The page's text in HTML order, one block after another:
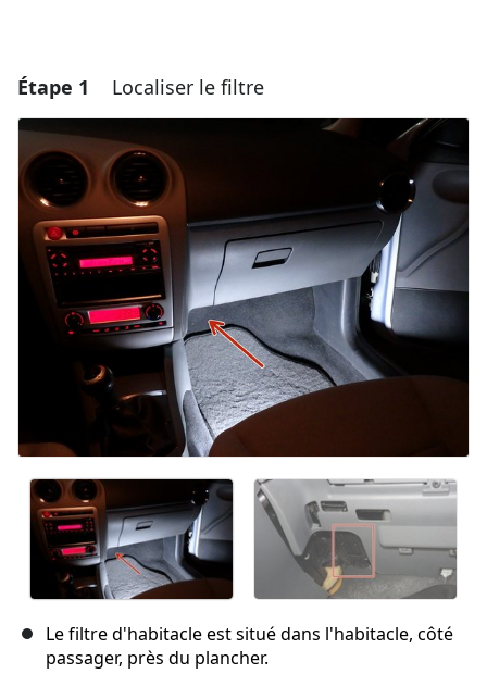
Étape 1 Localiser le filtre
Le filtre d'habitacle est situé dans l'habitacle, côté
passager, près du plancher.